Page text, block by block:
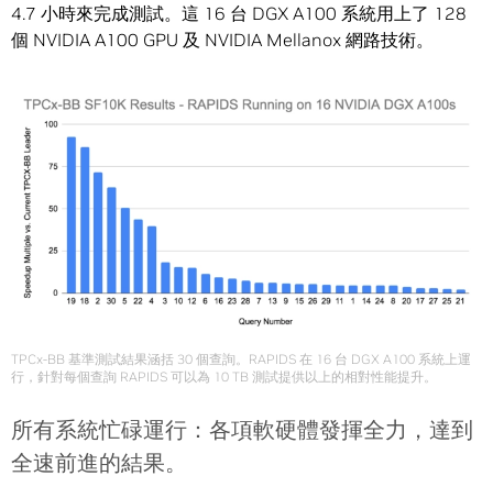
4.7 小時來完成測試。這 16 台 DGX A100 系統用上了 128
個 NVIDIA A100 GPU 及 NVIDIA Mellanox 網路技術。
TPCx-BB 基準測試結果涵括 30 個查詢。RAPIDS 在 16 台 DGX A100 系統上運
行，針對每個查詢 RAPIDS 可以為 10 TB 測試提供以上的相對性能提升。
所有系統忙碌運行：各項軟硬體發揮全力，達到
全速前進的結果。